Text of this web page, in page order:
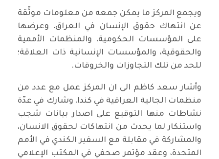
ويجمع المركز ما يمكن جمعه من معلومات موثّقة
عن انتهاك حقوق الإنسان في العراق، وعرضها
على المؤسسات الحكومية، والمنظمات الأممية
والحقوقية، والمؤسسات الإنسانية ذات العلاقة؛
للحد من تلك التجاوزات والخروقات.
وأشار سعد كاظم الى ان المركز عمل مع عدد من
منظمات الجالية العراقية في كندا، وشارك في عدّة
نشاطات منها التوقيع على اصدار بيانات شجب
واستنكار لما يحدث من انتهاكات لحقوق الانسان،
والمشاركة في مقابلة مع السفير الكندي في الأمم
المتحدة، وعقد مؤتمر صحفي في المكتب الإعلامي